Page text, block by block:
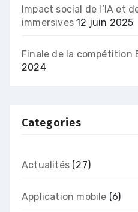
Impact social de l’IA et
immersives 12 juin 2025
Finale de la compétition
2024
Categories
Actualités (27)
Application mobile (6)